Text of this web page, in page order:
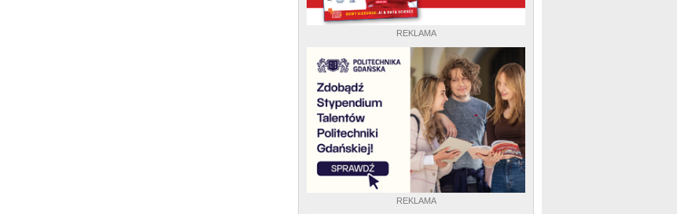
REKLAMA
REKLAMA